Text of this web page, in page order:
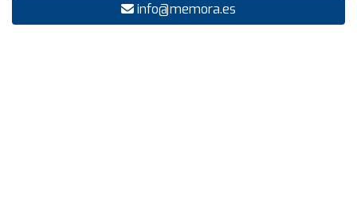
info@memora.es